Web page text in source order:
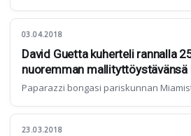
03.04.2018
David Guetta kuherteli rannalla
nuoremman mallityttöystävänsä
Paparazzi bongasi pariskunnan
23.03.2018